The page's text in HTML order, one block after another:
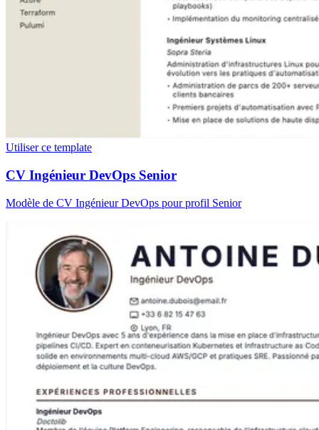
Utiliser ce template
CV Ingénieur DevOps Senior
Modèle de CV Ingénieur DevOps pour profil Senior